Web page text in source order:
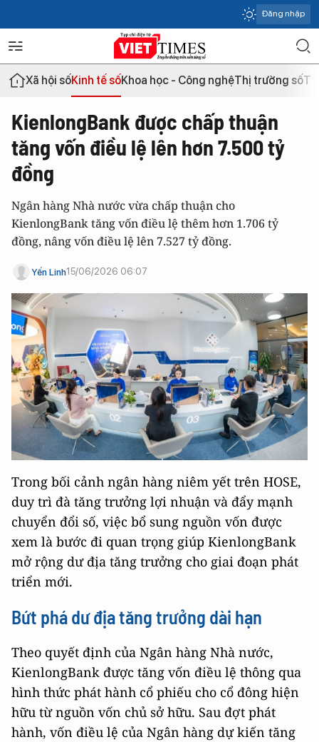
Đăng nhập
Xã hội sốKinh tế sốKhoa học - Công nghệThị trường số
KienlongBank được chấp thuận
tăng vốn điều lệ lên hơn 7.500 tỷ
đồng
Ngân hàng Nhà nước vừa chấp thuận cho
KienlongBank tăng vốn điều lệ thêm hơn 1.706 tỷ
đồng, nâng vốn điều lệ lên 7.527 tỷ đồng.
Yến Linh15/06/2026 06:07
Trong bối cảnh ngân hàng niêm yết trên HOSE,
duy trì đà tăng trưởng lợi nhuận và đẩy mạnh
chuyển đổi số, việc bổ sung nguồn vốn được
xem là bước đi quan trọng giúp KienlongBank
mở rộng dư địa tăng trưởng cho giai đoạn phát
triển mới.
Bứt phá dư địa tăng trưởng dài hạn
Theo quyết định của Ngân hàng Nhà nước,
KienlongBank được tăng vốn điều lệ thông qua
hình thức phát hành cổ phiếu cho cổ đông hiện
hữu từ nguồn vốn chủ sở hữu. Sau đợt phát
hành, vốn điều lệ của Ngân hàng dự kiến tăng